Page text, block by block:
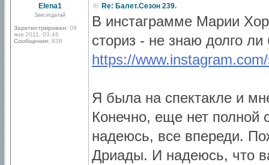
Elena1
Завсегдатай
Зарегистрирован: 08
янв 2011, 03:46
Сообщения: 838
Re: Балет.Сезон 239.
В инстаграмме Марии
сториз - не знаю долго
https://
Я была на спектакле и
Конечно, еще нет полной
надеюсь, все впереди.
Дриады. И надеюсь, что